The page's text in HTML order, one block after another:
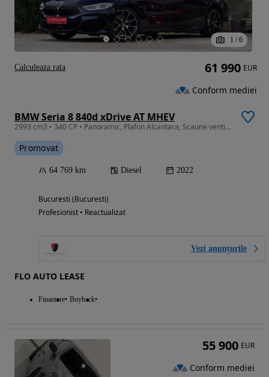
1 / 6
BMW Seria 8 840d xDrive AT MHEV
2993 cm3 • 340 CP • Panoramic, Plafon Alcantara, Scaune ventilate,Faruri Laser, Soft-Close
Promovat
64 769 km Diesel 2022
Bucuresti (Bucuresti)
Profesionist • Reactualizat
Vezi anunțurile
FLO AUTO LEASE
Finantare Buyback
61 990 EUR
Conform mediei
Calculeaza rata
55 900 EUR
Conform mediei